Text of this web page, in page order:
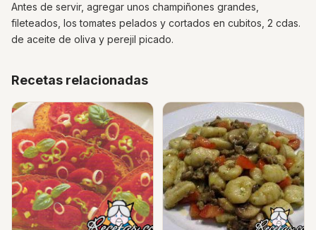
Antes de servir, agregar unos champiñones grandes,
fileteados, los tomates pelados y cortados en cubitos, 2 cdas.
de aceite de oliva y perejil picado.
Recetas relacionadas